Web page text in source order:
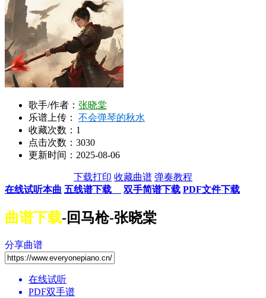
歌手/作者： 张晓棠
乐谱上传： 不会弹琴的秋水
收藏次数： 1
点击次数：3030
更新时间：2025-08-06
下载打印 收藏曲谱 弹奏教程
在线试听本曲 五线谱下载 双手简谱下载 PDF文件下载
曲谱下载-回马枪-张晓棠
分享曲谱
在线试听
PDF双手谱